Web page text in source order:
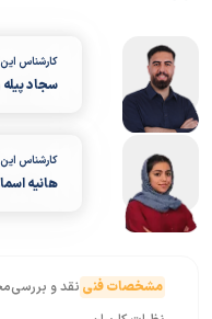
کارشناس
سجاد پیله
کارشناس
هانیه
مشخصات فنی نقد و بررسی